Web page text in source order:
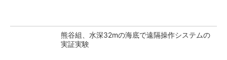
熊谷組、水深32mの海底で遠隔操作システムの
実証実験